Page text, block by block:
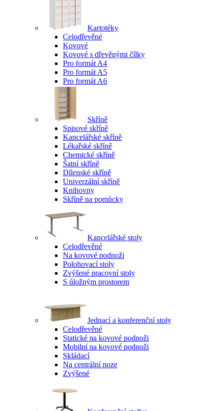
Kartotéky
Celodřevěné
Kovové
Kovové s dřevěnými čílky
Pro formát A4
Pro formát A5
Pro formát A6
Skříně
Spisové skříně
Kancelářské skříně
Lékařské skříně
Chemické skříně
Šatní skříně
Dílenské skříně
Univerzální skříně
Knihovny
Skříně na pomůcky
Kancelářské stoly
Celodřevěné
Na kovové podnoži
Polohovací stoly
Zvýšené pracovní stoly
S úložným prostorem
Jednací a konferenční stoly
Celodřevěné
Statické na kovové podnoži
Mobilní na kovové podnoži
Skládací
Na centrální noze
Zvýšené